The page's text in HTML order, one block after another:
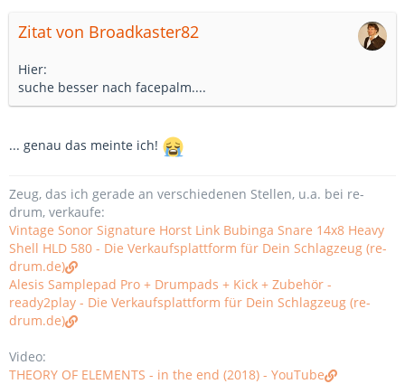
Zitat von Broadkaster82
Hier:
suche besser nach facepalm....
... genau das meinte ich!
Zeug, das ich gerade an verschiedenen Stellen, u.a. bei re-
drum, verkaufe:
Vintage Sonor Signature Horst Link Bubinga Snare 14x8 Heavy
Shell HLD 580 - Die Verkaufsplattform für Dein Schlagzeug (re-
drum.de)
Alesis Samplepad Pro + Drumpads + Kick + Zubehör -
ready2play - Die Verkaufsplattform für Dein Schlagzeug (re-
drum.de)
Video:
THEORY OF ELEMENTS - in the end (2018) - YouTube